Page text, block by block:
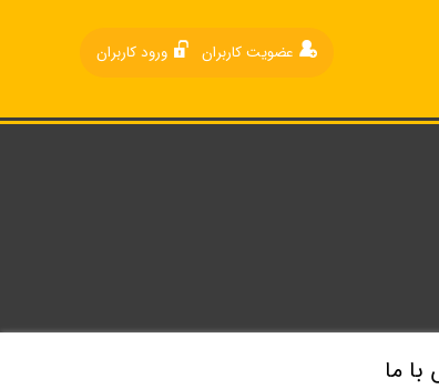
ورود کاربران عضویت کاربران
ما